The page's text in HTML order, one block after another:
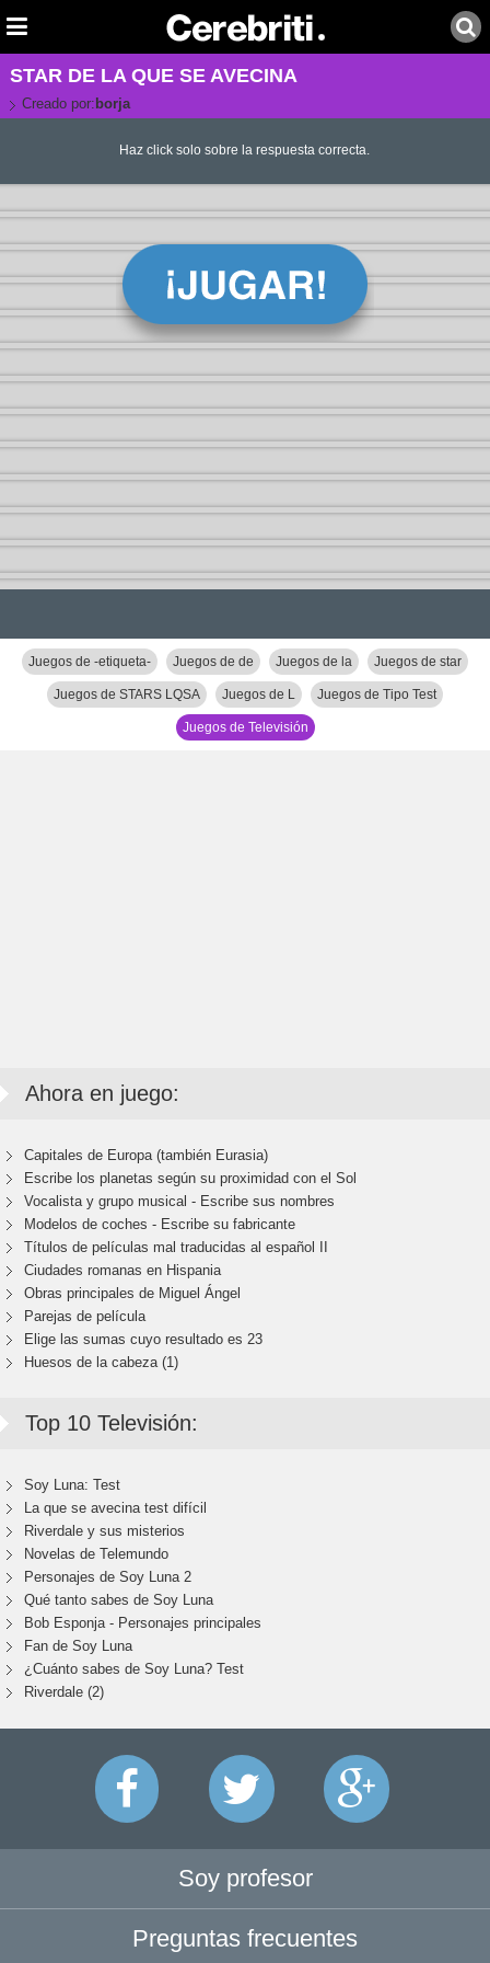
STAR DE LA QUE SE AVECINA
Creado por: borja
Haz click solo sobre la respuesta correcta.
Juegos de -etiqueta- Juegos de de Juegos de la Juegos de star
Juegos de STARS LQSA Juegos de L Juegos de Tipo Test
Juegos de Televisión
Ahora en juego:
Capitales de Europa (también Eurasia)
Escribe los planetas según su proximidad con el Sol
Vocalista y grupo musical - Escribe sus nombres
Modelos de coches - Escribe su fabricante
Títulos de películas mal traducidas al español II
Ciudades romanas en Hispania
Obras principales de Miguel Ángel
Parejas de película
Elige las sumas cuyo resultado es 23
Huesos de la cabeza (1)
Top 10 Televisión:
Soy Luna: Test
La que se avecina test difícil
Riverdale y sus misterios
Novelas de Telemundo
Personajes de Soy Luna 2
Qué tanto sabes de Soy Luna
Bob Esponja - Personajes principales
Fan de Soy Luna
¿Cuánto sabes de Soy Luna? Test
Riverdale (2)
Soy profesor
Preguntas frecuentes